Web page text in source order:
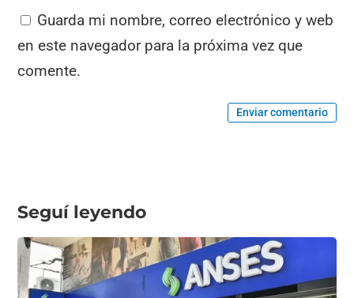
Guarda mi nombre, correo electrónico y web
en este navegador para la próxima vez que
comente.
Enviar comentario
Seguí leyendo